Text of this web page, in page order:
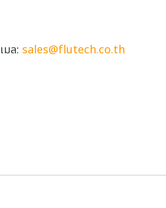
มล: sales@flutech.co.th